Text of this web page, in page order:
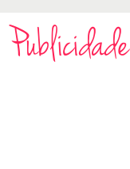
Publicidade